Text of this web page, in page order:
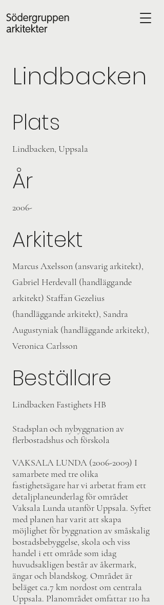
Lindbacken
Plats
Lindbacken, Uppsala
År
2006-
Arkitekt
Marcus Axelsson (ansvarig arkitekt),
Gabriel Herdevall (handläggande
arkitekt) Staffan Gezelius
(handläggande arkitekt), Sandra
Augustyniak (handläggande arkitekt),
Veronica Carlsson
Beställare
Lindbacken Fastighets HB
Stadsplan och nybyggnation av
flerbostadshus och förskola
VAKSALA LUNDA (2006-2009) I
samarbete med tre olika
fastighetsägare har vi arbetat fram ett
detaljplaneunderlag för området
Vaksala Lunda utanför Uppsala. Syftet
med planen har varit att skapa
möjlighet för byggnation av småskalig
bostadsbebyggelse, skola och viss
handel i ett område som idag
huvudsakligen består av åkermark,
ängar och blandskog. Området är
beläget ca.7 km nordost om centrala
Uppsala. Planområdet omfattar 110 ha